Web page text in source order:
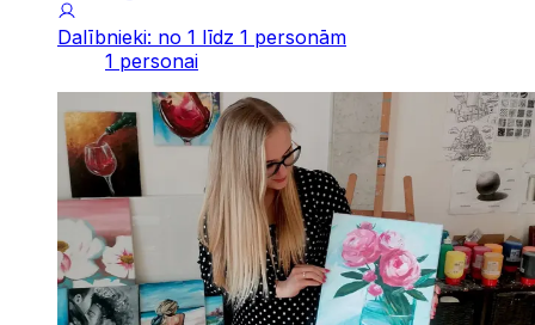
Dalībnieki: no 1 līdz 1 personām
1 personai